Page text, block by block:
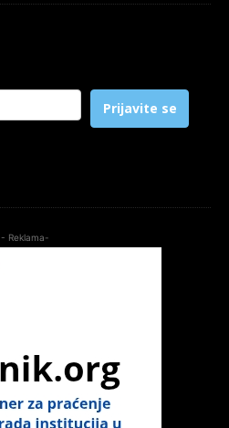
Prijavite se
- Reklama-